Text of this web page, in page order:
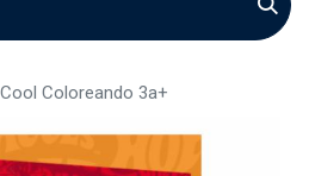
Coloreando 3a+